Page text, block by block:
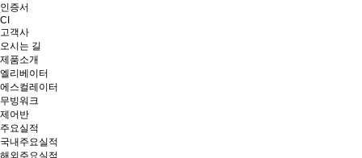
인증서
CI
고객사
오시는 길
제품소개
엘리베이터
에스컬레이터
무빙워크
제어반
주요실적
국내주요실적
해외주요실적